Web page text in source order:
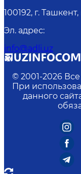
100192, г.
Эл. адрес:
info@adli.uz
© 2001-2026
При
данного